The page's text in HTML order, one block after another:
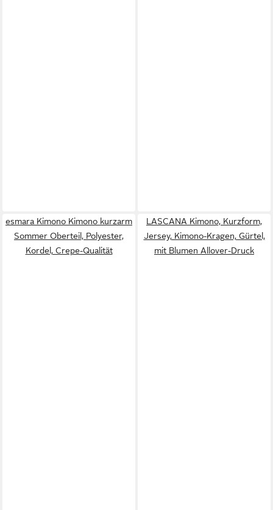
esmara Kimono Kimono kurzarm
Sommer Oberteil, Polyester,
Kordel, Crepe-Qualität
LASCANA Kimono, Kurzform,
Jersey, Kimono-Kragen, Gürtel,
mit Blumen Allover-Druck